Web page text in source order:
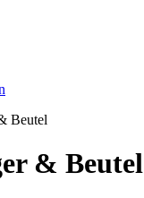
Beutel
& Beutel